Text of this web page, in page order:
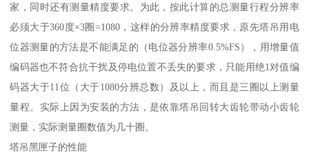
家，同时还有测量精度要求。为此，按此计算的总测量行程分辨率
必须大于360度×3圈=1080，这样的分辨率精度要求，原先塔吊用电
位器测量的方法是不能满足的（电位器分辨率0.5%FS），用增量值
编码器也不符合抗干扰及停电位置不丢失的要求，只能用绝1对值编
码器大于11位（大于1080分辨总数）及以上，而且是三圈以上测量
量程。实际上因为安装的方法，是依靠塔吊回转大齿轮带动小齿轮
测量，实际测量圈数值为几十圈。
塔吊黑匣子的性能